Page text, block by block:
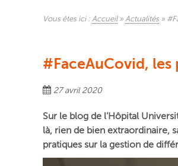
Vous êtes ici : Accueil» Actualités »
#FaceAuCovid,
27 avril 2020
Sur le blog de l’Hôpital
là, rien de bien extraordinaire,
pratiques sur la gestion de